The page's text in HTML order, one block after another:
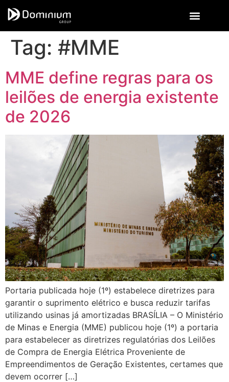
Tag: #MME
MME define regras para os
leilões de energia existente
de 2026
Portaria publicada hoje (1º) estabelece diretrizes para
garantir o suprimento elétrico e busca reduzir tarifas
utilizando usinas já amortizadas BRASÍLIA – O Ministério
de Minas e Energia (MME) publicou hoje (1º) a portaria
para estabelecer as diretrizes regulatórias dos Leilões
de Compra de Energia Elétrica Proveniente de
Empreendimentos de Geração Existentes, certames que
devem ocorrer […]